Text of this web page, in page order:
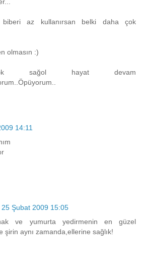
biberi az kullanırsan belki daha çok
olmasın :)
sağol hayat devam
14:11
25 Şubat 2009 15:05
ve yumurta yedirmenin en güzel
şirin aynı zamanda,ellerine sağlık!